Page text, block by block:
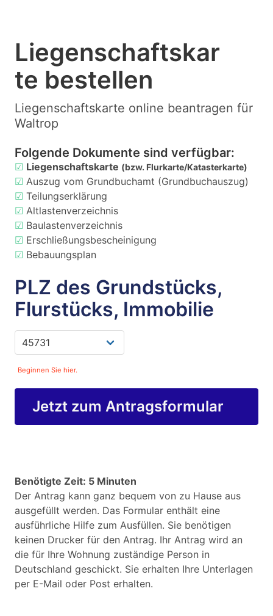
Liegenschaftskar
te bestellen
Liegenschaftskarte online beantragen für
Waltrop
Folgende Dokumente sind verfügbar:
☑ Liegenschaftskarte (bzw. Flurkarte/Katasterkarte)
☑ Auszug vom Grundbuchamt (Grundbuchauszug)
☑ Teilungserklärung
☑ Altlastenverzeichnis
☑ Baulastenverzeichnis
☑ Erschließungsbescheinigung
☑ Bebauungsplan
PLZ des Grundstücks,
Flurstücks, Immobilie
Beginnen Sie hier.
Jetzt zum Antragsformular
Benötigte Zeit: 5 Minuten
Der Antrag kann ganz bequem von zu Hause aus
ausgefüllt werden. Das Formular enthält eine
ausführliche Hilfe zum Ausfüllen. Sie benötigen
keinen Drucker für den Antrag. Ihr Antrag wird an
die für Ihre Wohnung zuständige Person in
Deutschland geschickt. Sie erhalten Ihre Unterlagen
per E-Mail oder Post erhalten.